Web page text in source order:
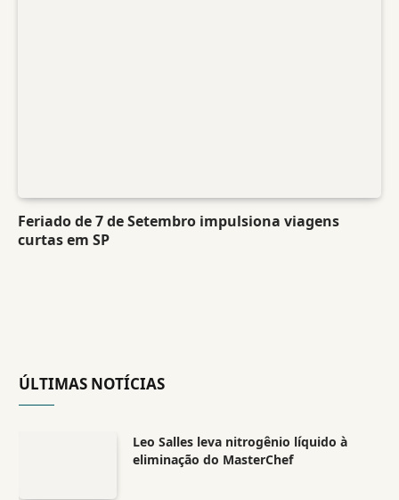
Feriado de 7 de Setembro impulsiona viagens
curtas em SP
ÚLTIMAS NOTÍCIAS
Leo Salles leva nitrogênio líquido à
eliminação do MasterChef